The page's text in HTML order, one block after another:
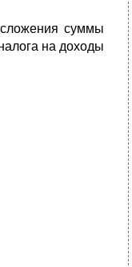
суммы
на доходы